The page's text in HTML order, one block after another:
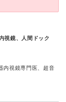
視鏡、人間ドック
内視鏡専門医、超音